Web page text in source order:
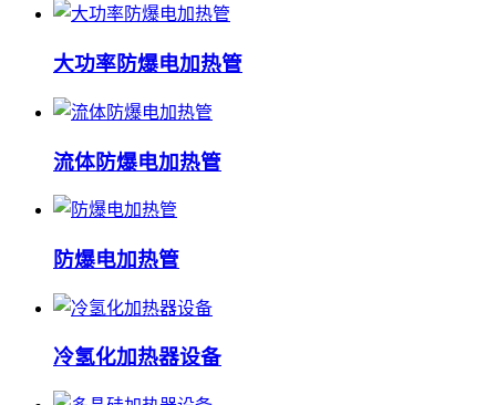
大功率防爆电加热管
流体防爆电加热管
防爆电加热管
冷氢化加热器设备